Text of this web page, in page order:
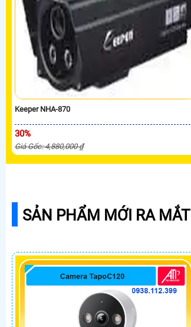
Keeper NHA-870
30%
Giá Gốc: 4,880,000 ₫
SẢN PHẨM MỚI RA MẮT